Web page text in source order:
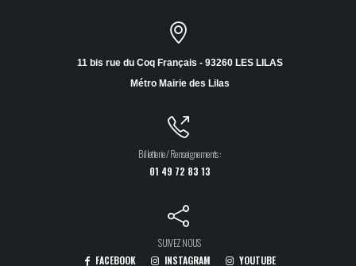
11 bis rue du Coq Français - 93260 LES LILAS
Métro Mairie des Lilas
Billetterie / Renseignements :
01 49 72 83 13
SUIVEZ NOUS
FACEBOOK
INSTAGRAM YOUTUBE